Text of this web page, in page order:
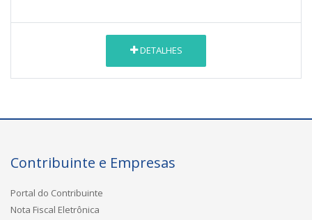
DETALHES
Contribuinte e Empresas
Portal do Contribuinte
Nota Fiscal Eletrônica